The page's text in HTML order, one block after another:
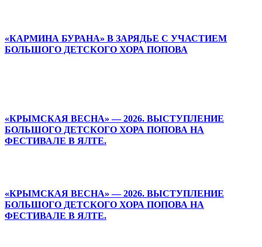
«КАРМИНА БУРАНА» В ЗАРЯДЬЕ С УЧАСТИЕМ
БОЛЬШОГО ДЕТСКОГО ХОРА ПОПОВА
«КРЫМСКАЯ ВЕСНА» — 2026. ВЫСТУПЛЕНИЕ
БОЛЬШОГО ДЕТСКОГО ХОРА ПОПОВА НА
ФЕСТИВАЛЕ В ЯЛТЕ.
«КРЫМСКАЯ ВЕСНА» — 2026. ВЫСТУПЛЕНИЕ
БОЛЬШОГО ДЕТСКОГО ХОРА ПОПОВА НА
ФЕСТИВАЛЕ В ЯЛТЕ.